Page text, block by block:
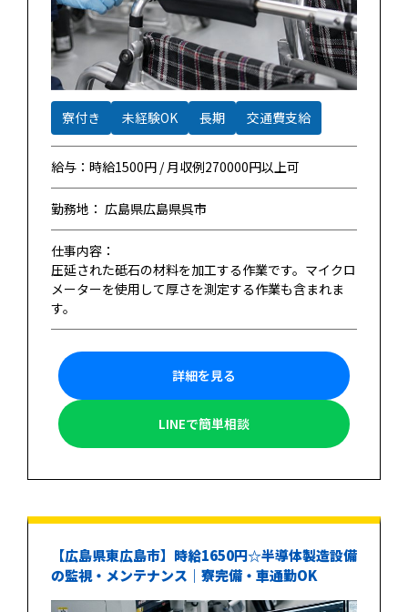
寮付き 未経験OK 長期 交通費支給
給与：時給1500円 / 月収例270000円以上可
勤務地： 広島県広島県呉市
仕事内容：
圧延された砥石の材料を加工する作業です。マイクロ
メーターを使用して厚さを測定する作業も含まれま
す。
詳細を見る
LINEで簡単相談
【広島県東広島市】時給1650円☆半導体製造設備
の監視・メンテナンス｜寮完備・車通勤OK